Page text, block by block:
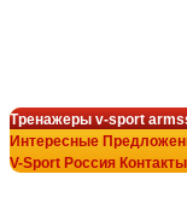
Тренажеры v-sport
Интересные
V-Sport Россия Контакты